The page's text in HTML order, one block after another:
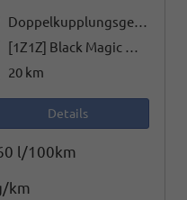
Doppelkupplungsgetriebe (DSG)
[1Z1Z] Black Magic Metallic
20 km
Details
l/100km
km